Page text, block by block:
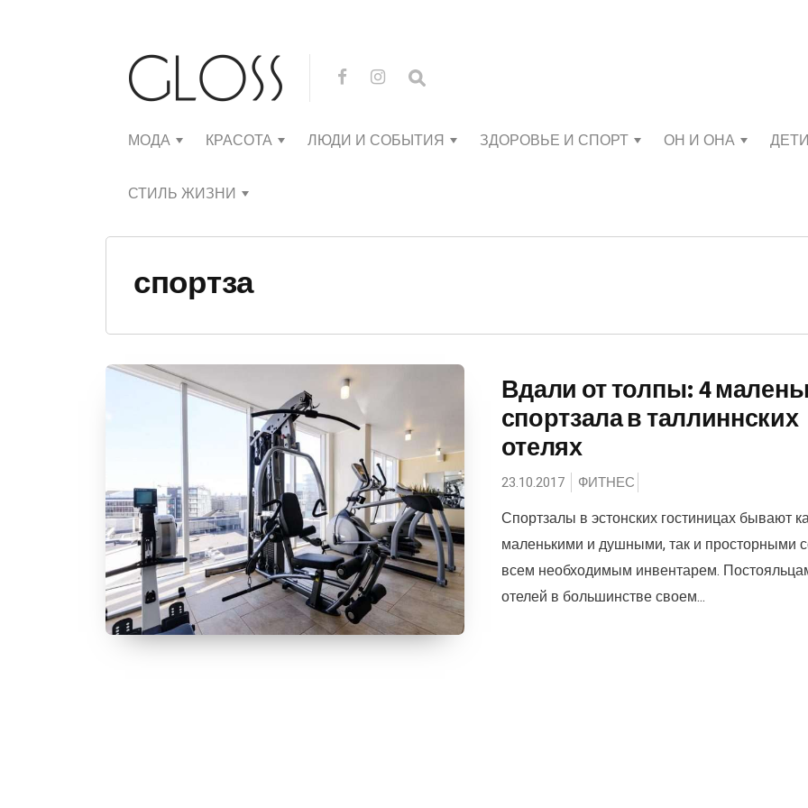
МОДА КРАСОТА ЛЮДИ И СОБЫТИЯ ЗДОРОВЬЕ И СПОРТ ОН И ОНА ДЕТИ
СТИЛЬ ЖИЗНИ
спортза
Вдали от толпы: 4
спортзала в таллиннских
отелях
23.10.2017 ФИТНЕС
Спортзалы в эстонских гостиницах бывают
маленькими и душными, так и просторными
всем необходимым инвентарем.
отелей в большинстве своем...